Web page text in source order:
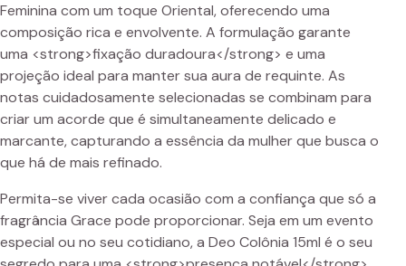
Feminina com um toque Oriental, oferecendo uma
composição rica e envolvente. A formulação garante
uma <strong>fixação duradoura</strong> e uma
projeção ideal para manter sua aura de requinte. As
notas cuidadosamente selecionadas se combinam para
criar um acorde que é simultaneamente delicado e
marcante, capturando a essência da mulher que busca o
que há de mais refinado.
Permita-se viver cada ocasião com a confiança que só a
fragrância Grace pode proporcionar. Seja em um evento
especial ou no seu cotidiano, a Deo Colônia 15ml é o seu